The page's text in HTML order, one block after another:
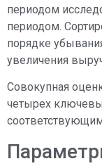
периодом
периодом.
порядке
увеличения
Совокупная
четырех